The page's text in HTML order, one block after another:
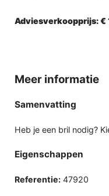
Adviesverkoopprijs:€
Meer informatie
Samenvatting
Heb je een bril nodig?
Eigenschappen
Referentie: 47920